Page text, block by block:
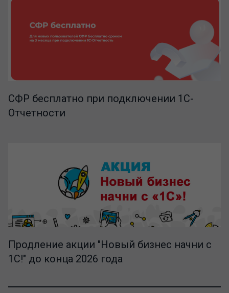
СФР бесплатно при подключении 1С-
Отчетности
Продление акции "Новый бизнес начни с
1С!" до конца 2026 года